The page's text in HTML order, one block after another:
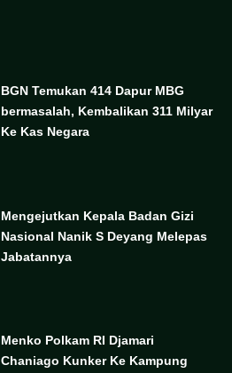
BGN Temukan 414 Dapur MBG
bermasalah, Kembalikan 311 Milyar
Ke Kas Negara
Mengejutkan Kepala Badan Gizi
Nasional Nanik S Deyang Melepas
Jabatannya
Menko Polkam RI Djamari
Chaniago Kunker Ke Kampung